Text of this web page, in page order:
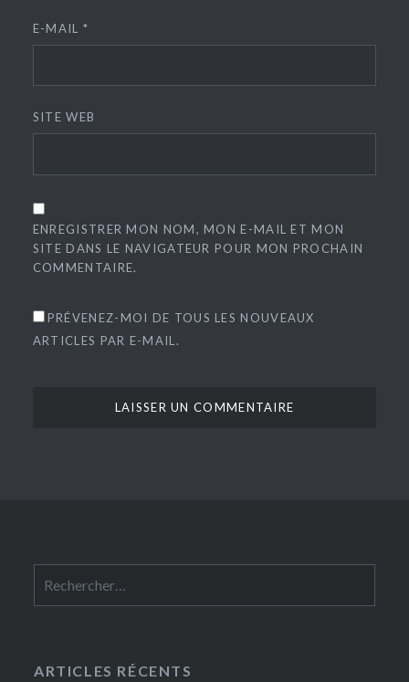
E-MAIL *
SITE WEB
ENREGISTRER MON NOM, MON E-MAIL ET MON
SITE DANS LE NAVIGATEUR POUR MON PROCHAIN
COMMENTAIRE.
PRÉVENEZ-MOI DE TOUS LES NOUVEAUX
ARTICLES PAR E-MAIL.
ARTICLES RÉCENTS